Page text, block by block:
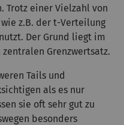
Trotz einer Vielzahl von
z.B. der t-Verteilung
Der Grund liegt im
Grenzwertsatz.
Tails und
als es nur
sie oft sehr gut zu
besonders